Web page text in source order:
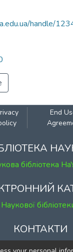
handle/
End
бібліотека
Наукової
КОНТАКТИ
вул. Григорія